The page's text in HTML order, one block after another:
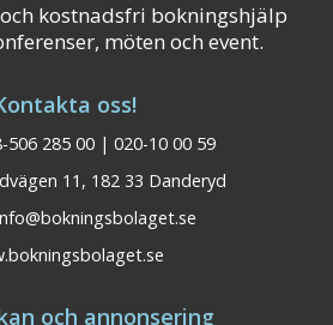
kostnadsfri bokningshjälp
möten och event.
oss!
506 285 00 | 020-10 00 59
11, 182 33 Danderyd
och annonsering